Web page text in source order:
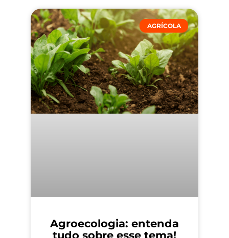
AGRÍCOLA
Agroecologia: entenda
tudo sobre esse tema!